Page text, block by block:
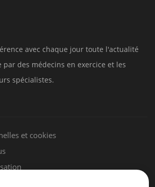
avec chaque jour toute l'actualité
par des médecins en exercice et les
spécialistes.
et cookies